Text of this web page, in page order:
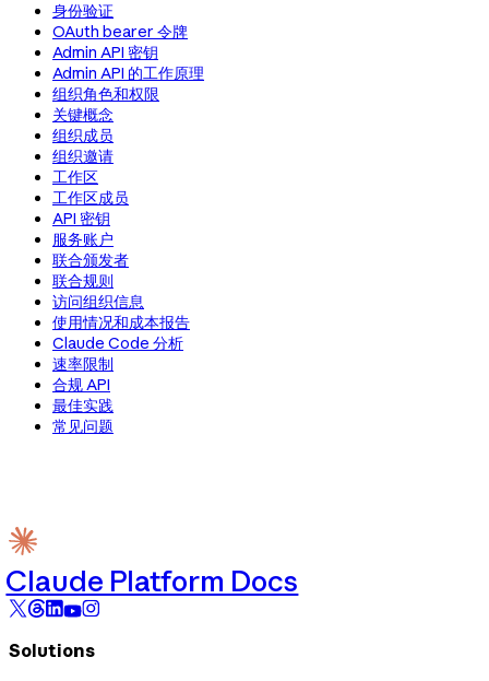
身份验证
OAuth bearer 令牌
Admin API 密钥
Admin API 的工作原理
组织角色和权限
关键概念
组织成员
组织邀请
工作区
工作区成员
API 密钥
服务账户
联合颁发者
联合规则
访问组织信息
使用情况和成本报告
Claude Code 分析
速率限制
合规 API
最佳实践
常见问题
Claude Platform Docs
Solutions